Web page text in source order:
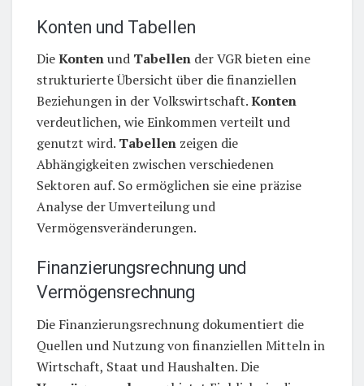
Konten und Tabellen
DieKontenund Tabellen der VGR bieten eine
strukturierte Übersicht über die finanziellen
Beziehungen in der Volkswirtschaft.Konten
verdeutlichen, wie Einkommen verteilt und
genutzt wird. Tabellen zeigen die
Abhängigkeiten zwischen verschiedenen
Sektoren auf. So ermöglichen sie eine präzise
Analyse der Umverteilung und
Vermögensveränderungen.
Finanzierungsrechnung und
Vermögensrechnung
Die Finanzierungsrechnung dokumentiert die
Quellen und Nutzung von finanziellen Mitteln in
Wirtschaft, Staat und Haushalten. Die